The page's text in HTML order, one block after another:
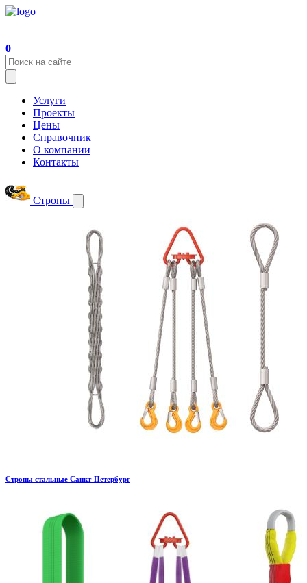
0
Услуги
Проекты
Цены
Справочник
О компании
Контакты
Стропы
Стропы стальные Санкт-Петербург